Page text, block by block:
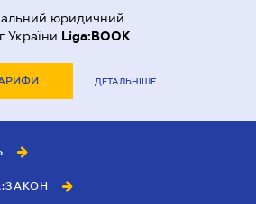
юридичний
України Liga:BOOK
ДЕТАЛЬНІШЕ